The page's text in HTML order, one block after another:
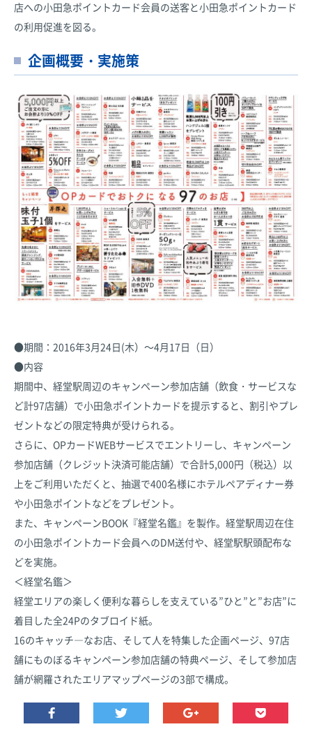
店への小田急ポイントカード会員の送客と小田急ポイントカード
の利用促進を図る。
企画概要・実施策
●期間：2016年3月24日(木）～4月17日（日）
●内容
期間中、経堂駅周辺のキャンペーン参加店舗（飲食・サービスな
ど計97店舗）で小田急ポイントカードを提示すると、割引やプレ
ゼントなどの限定特典が受けられる。
さらに、OPカードWEBサービスでエントリーし、キャンペーン
参加店舗（クレジット決済可能店舗）で合計5,000円（税込）以
上をご利用いただくと、抽選で400名様にホテルペアディナー券
や小田急ポイントなどをプレゼント。
また、キャンペーンBOOK『経堂名鑑』を製作。経堂駅周辺在住
の小田急ポイントカード会員へのDM送付や、経堂駅駅頭配布な
どを実施。
＜経堂名鑑＞
経堂エリアの楽しく便利な暮らしを支えている”ひと”と”お店”に
着目した全24Pのタブロイド紙。
16のキャッチ―なお店、そして人を特集した企画ページ、97店
舗にものぼるキャンペーン参加店舗の特典ページ、そして参加店
舗が網羅されたエリアマップページの3部で構成。